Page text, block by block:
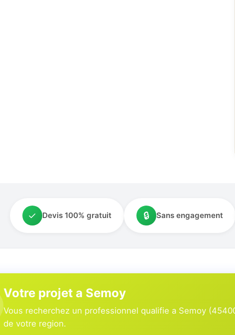
✓ Devis 100% gratuit 🔒 Sans engagement
Votre projet a Semoy
Vous recherchez un professionnel qualifie a Semoy
de votre region.